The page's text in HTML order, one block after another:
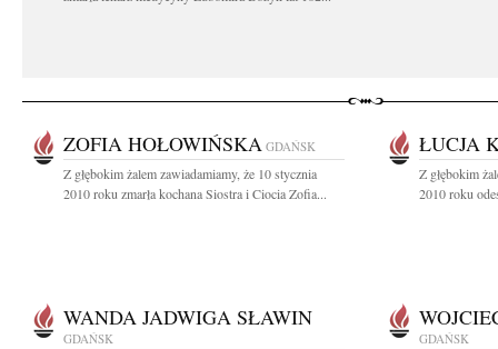
ZOFIA HOŁOWIŃSKA GDAŃSK
Z głębokim żalem zawiadamiamy, że 10 stycznia
2010 roku zmarła kochana Siostra i Ciocia Zofia...
ŁUCJA
Z głębokim
2010 roku
WANDA JADWIGA SŁAWIN
GDAŃSK GDAŃSK